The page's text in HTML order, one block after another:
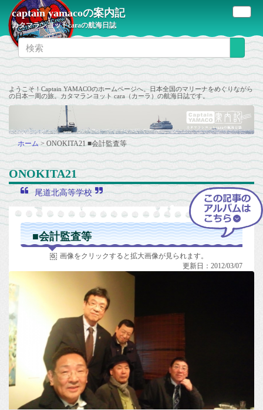
captain yamacoの案内記
カタマランヨットcaraの航海日誌
ようこそ！Captain YAMACOのホームページへ。日本全国のマリーナをめぐりながら
の日本一周の旅。カタマランヨット cara（カーラ）の航海日誌です。
ホーム > ONOKITA21■会計監査等
ONOKITA21
尾道北高等学校
■会計監査等
画像をクリックすると拡大画像が見られます。
更新日：2012/03/07